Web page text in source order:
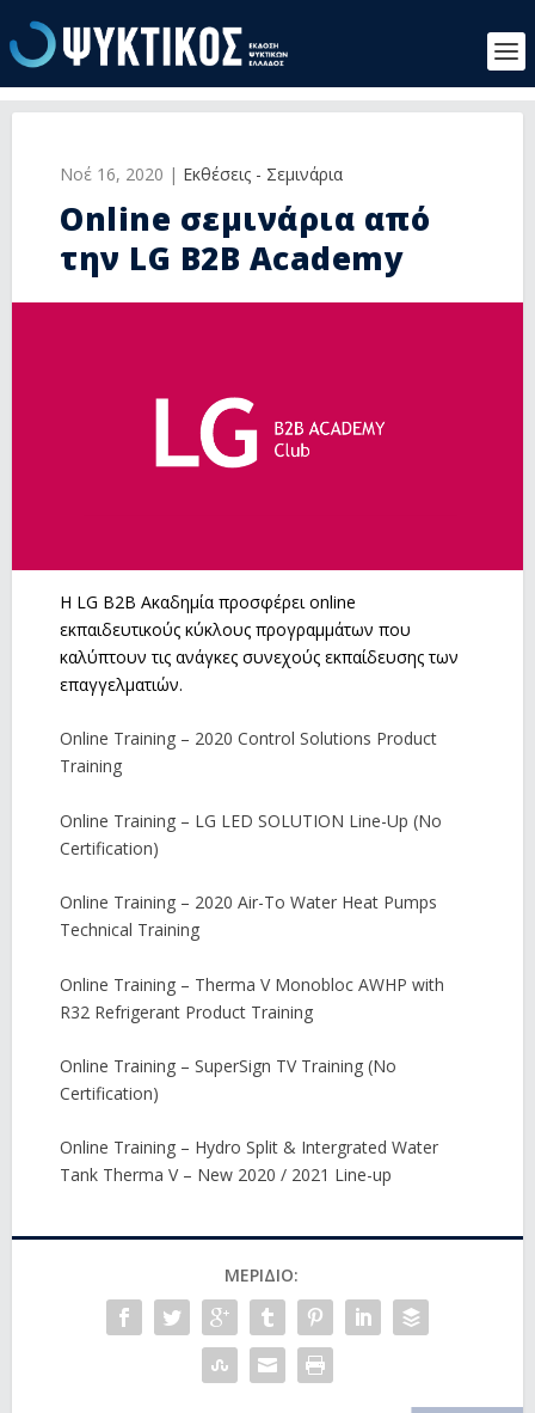
Online σεμινάρια από
την LG B2B Academy
Νοέ 16, 2020 | Εκθέσεις - Σεμινάρια
Η LG B2B Ακαδημία προσφέρει online
εκπαιδευτικούς κύκλους προγραμμάτων που
καλύπτουν τις ανάγκες συνεχούς εκπαίδευσης των
επαγγελματιών.
Online Training – 2020 Control Solutions Product
Training
Online Training – LG LED SOLUTION Line-Up (No
Certification)
Online Training – 2020 Air-To Water Heat Pumps
Technical Training
Online Training – Therma V Monobloc AWHP with
R32 Refrigerant Product Training
Online Training – SuperSign TV Training (No
Certification)
Online Training – Hydro Split & Intergrated Water
Tank Therma V – New 2020 / 2021 Line-up
ΜΕΡΊΔΙΟ: